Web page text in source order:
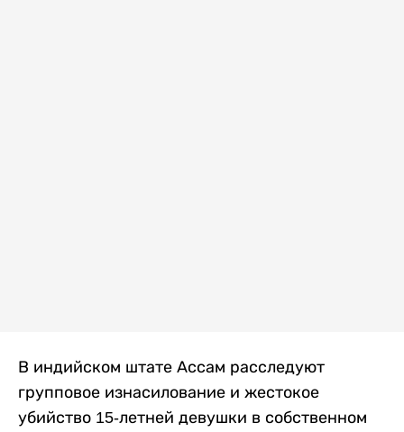
В индийском штате Ассам расследуют
групповое изнасилование и жестокое
убийство 15-летней девушки в собственном